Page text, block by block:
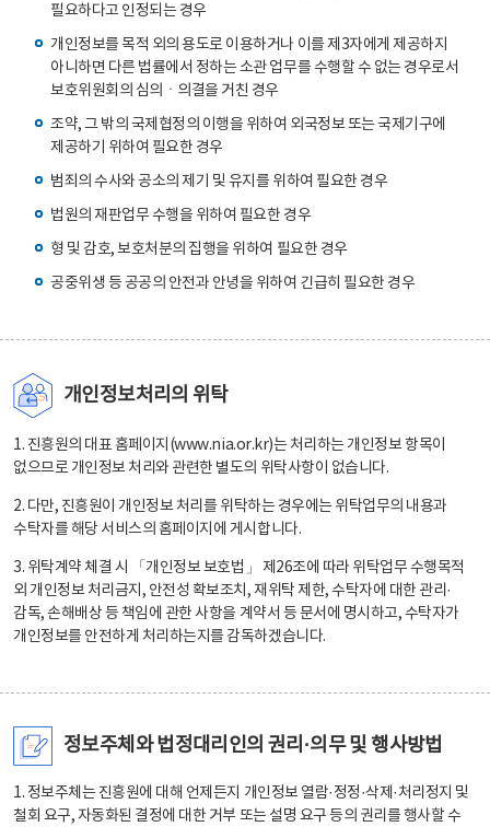
필요하다고 인정되는 경우
개인정보를 목적 외의 용도로 이용하거나 이를 제3자에게 제공하지
아니하면 다른 법률에서 정하는 소관 업무를 수행할 수 없는 경우로서
보호위원회의 심의ㆍ의결을 거친 경우
조약, 그 밖의 국제협정의 이행을 위하여 외국정보 또는 국제기구에
제공하기 위하여 필요한 경우
범죄의 수사와 공소의 제기 및 유지를 위하여 필요한 경우
법원의 재판업무 수행을 위하여 필요한 경우
형 및 감호, 보호처분의 집행을 위하여 필요한 경우
공중위생 등 공공의 안전과 안녕을 위하여 긴급히 필요한 경우
개인정보처리의 위탁
1. 진흥원의 대표 홈페이지(www.nia.or.kr)는 처리하는 개인정보 항목이
없으므로 개인정보 처리와 관련한 별도의 위탁사항이 없습니다.
2. 다만, 진흥원이 개인정보 처리를 위탁하는 경우에는 위탁업무의 내용과
수탁자를 해당 서비스의 홈페이지에 게시합니다.
3. 위탁계약 체결 시 「개인정보 보호법」 제26조에 따라 위탁업무 수행목적
외 개인정보 처리금지, 안전성 확보조치, 재위탁 제한, 수탁자에 대한 관리·
감독, 손해배상 등 책임에 관한 사항을 계약서 등 문서에 명시하고, 수탁자가
개인정보를 안전하게 처리하는지를 감독하겠습니다.
정보주체와 법정대리인의 권리·의무 및 행사방법
1. 정보주체는 진흥원에 대해 언제든지 개인정보 열람·정정·삭제·처리정지 및
철회 요구, 자동화된 결정에 대한 거부 또는 설명 요구 등의 권리를 행사할 수